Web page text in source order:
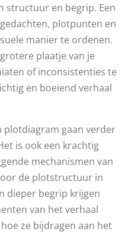
structuur en begrip. Een
plotpunten en
manier te ordenen.
plaatje van je
of inconsistenties te
en boeiend verhaal
plotdiagram gaan verder
is ook een krachtig
mechanismen van
de plotstructuur in
dieper begrip krijgen
van het verhaal
ze bijdragen aan het